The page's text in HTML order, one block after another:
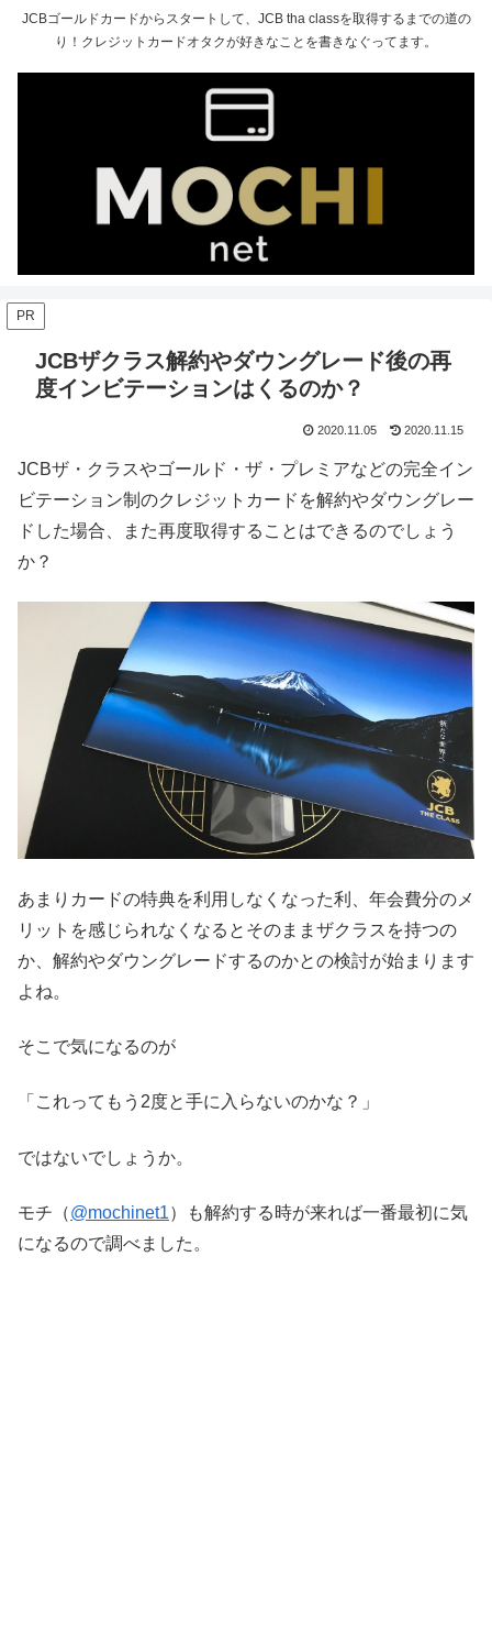
JCBゴールドカードからスタートして、JCB tha classを取得するまでの道の
り！クレジットカードオタクが好きなことを書きなぐってます。
PR
JCBザクラス解約やダウングレード後の再
度インビテーションはくるのか？
2020.11.05 2020.11.15
JCBザ・クラスやゴールド・ザ・プレミアなどの完全イン
ビテーション制のクレジットカードを解約やダウングレー
ドした場合、また再度取得することはできるのでしょう
か？
あまりカードの特典を利用しなくなった利、年会費分のメ
リットを感じられなくなるとそのままザクラスを持つの
か、解約やダウングレードするのかとの検討が始まります
よね。
そこで気になるのが
「これってもう2度と手に入らないのかな？」
ではないでしょうか。
モチ（@mochinet1）も解約する時が来れば一番最初に気
になるので調べました。